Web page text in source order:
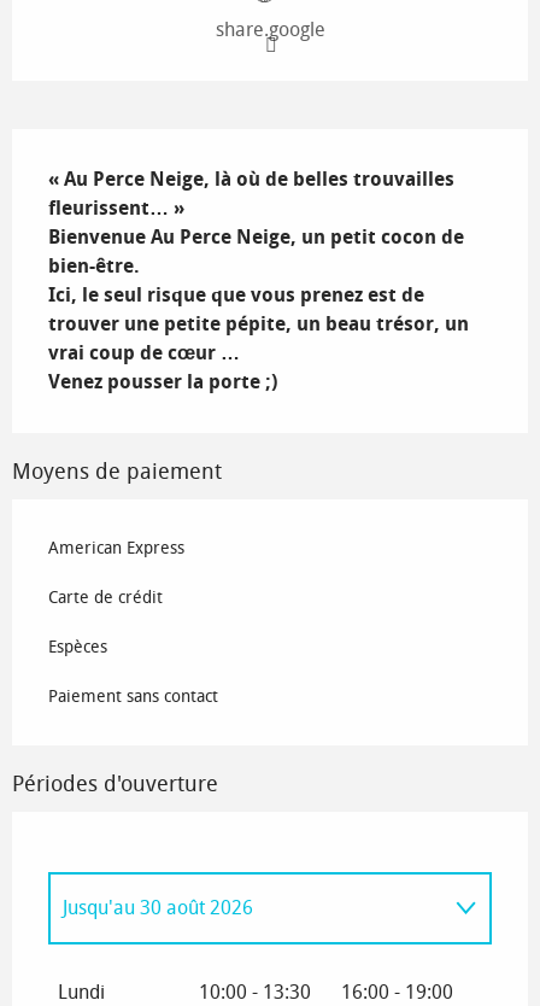
share.google
« Au Perce Neige, là où de belles trouvailles
fleurissent… »
Bienvenue Au Perce Neige, un petit cocon de
bien-être.
Ici, le seul risque que vous prenez est de
trouver une petite pépite, un beau trésor, un
vrai coup de cœur …
Venez pousser la porte ;)
Moyens de paiement
American Express
Carte de crédit
Espèces
Paiement sans contact
Périodes d'ouverture
Jusqu'au 30 août 2026
Lundi 10:00 - 13:30 16:00 - 19:00